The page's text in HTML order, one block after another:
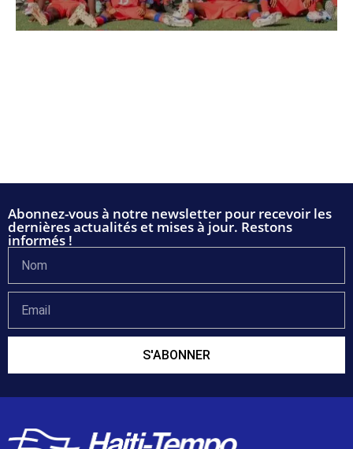
Abonnez-vous à notre newsletter pour recevoir les
dernières actualités et mises à jour. Restons
informés !
S'ABONNER